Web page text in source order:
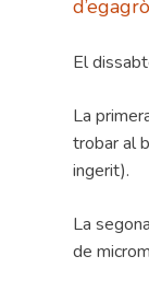
El
La
trobar al
ingerit).
La
de